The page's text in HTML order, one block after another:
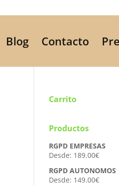
Blog Contacto
Carrito
Productos
RGPD EMPRESAS
Desde: 189.00€
RGPD AUTONOMOS
Desde: 149.00€